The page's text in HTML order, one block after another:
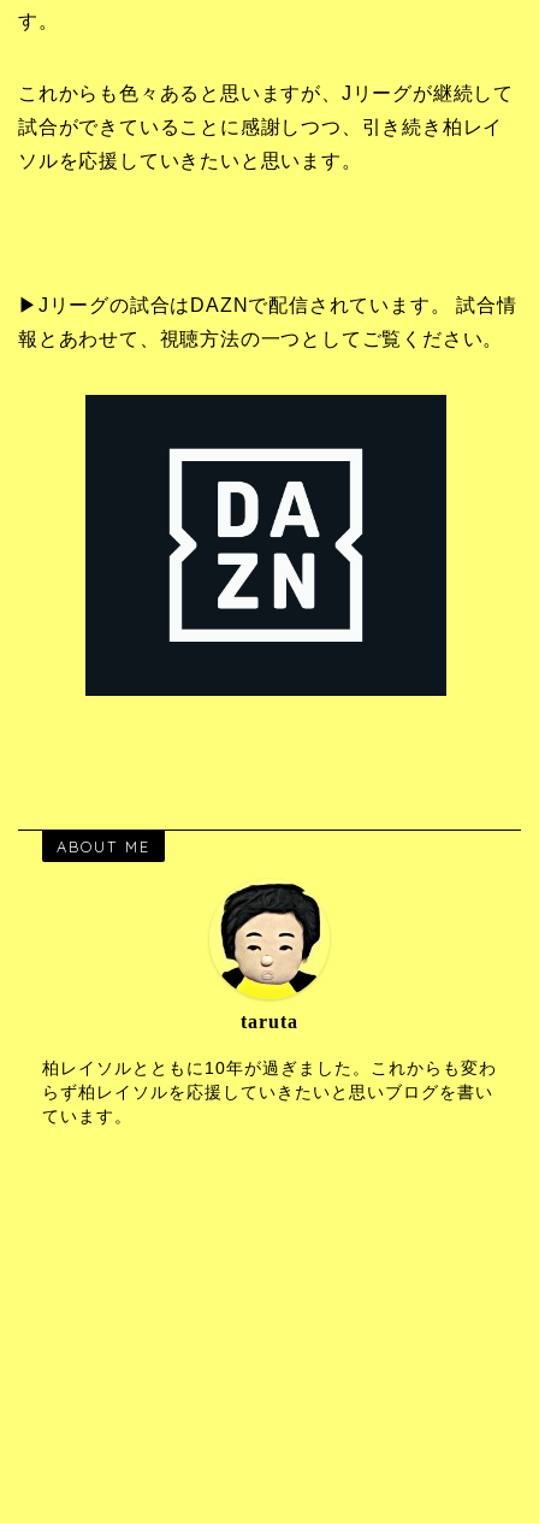
す。
これからも色々あると思いますが、Jリーグが継続して
試合ができていることに感謝しつつ、引き続き柏レイ
ソルを応援していきたいと思います。
▶Jリーグの試合はDAZNで配信されています。 試合情
報とあわせて、視聴方法の一つとしてご覧ください。
ABOUT ME
taruta
柏レイソルとともに10年が過ぎました。これからも変わ
らず柏レイソルを応援していきたいと思いブログを書い
ています。